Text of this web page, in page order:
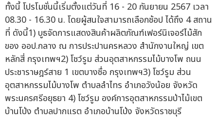
ทั้งนี้ โปรโมชั่นนี้เริ่มตั้งแต่วันที่ 16 - 20 กันยายน 2567 เวลา
08.30 - 16.30 น. โดยผู้สนใจสามารถเลือกช้อป ได้ถึง 4 สถาน
ที่ ดังนี้1) บูธจัดการแสดงสินค้าผลิตภัณฑ์เฟอร์นิเจอร์ไม้สัก
ของ ออป.กลาง ณ การประปานครหลวง สำนักงานใหญ่ เขต
หลักสี่ กรุงเทพฯ2) โชว์รูม ส่วนอุตสาหกรรมไม้บางโพ ถนน
ประชาราษฎร์สาย 1 เขตบางซื่อ กรุงเทพฯ3) โชว์รูม ส่วน
อุตสาหกรรมไม้บางโพ ตำบลลำไทร อำเภอวังน้อย จังหวัด
พระนครศรีอยุธยา 4) โชว์รูม องค์การอุตสาหกรรมป่าไม้เขต
บ้านโป่ง ตำบลปากแรต อำเภอบ้านโป่ง จังหวัดราชบุรี